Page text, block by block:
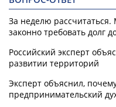
За неделю
законно требовать долг
Российский эксперт
развитии территорий
Эксперт объяснил,
предпринимательский